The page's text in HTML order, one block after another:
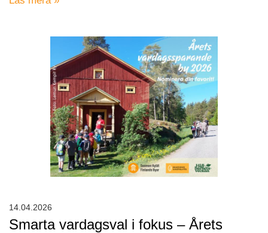
Smarta vardagsval i fokus – Årets
14.04.2026